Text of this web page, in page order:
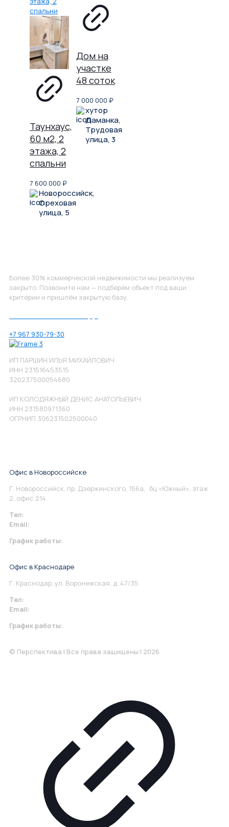
Таунхаус,
60 м2, 2
этажа, 2
спальни
7 600 000 ₽
Новороссийск,
Ореховая
улица, 5
Дом на
участке
48 соток
7 000 000 ₽
хутор
Даманка,
Трудовая
улица, 3
Более 30% коммерческой недвижимости мы реализуем
закрыто. Позвоните нам — подберём объект под ваши
критерии и пришлём закрытую базу.
+7 967 930-79-30
ИП ПАРШИН ИЛЬЯ МИХАЙЛОВИЧ
ИНН 231516453515
320237500054680
ИП КОЛОДЯЖНЫЙ ДЕНИС АНАТОЛЬЕВИЧ
ИНН 231580971360
ОГРНИП 306231502500040
Офис в Новороссийске
Г. Новороссийск, пр. Дзержинского, 156а, бц «Южный», этаж
2, офис 214.
Тел:
Email:
График работы:
Офис в Краснодаре
Г. Краснодар, ул. Воронежская, д. 47/35
Тел:
Email:
График работы:
© Перспектива | Все права защищены | 2026